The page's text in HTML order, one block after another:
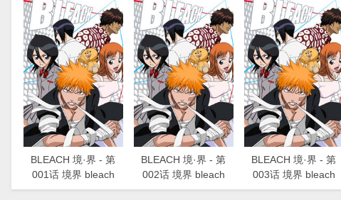
BLEACH 境·界 - 第
001话 境界 bleach
BLEACH 境·界 - 第
002话 境界 bleach
BLEACH 境·界 - 第
003话 境界 bleach